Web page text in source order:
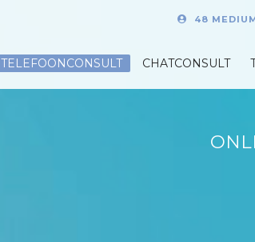
48
TELEFOONCONSULT CHATCONSULT